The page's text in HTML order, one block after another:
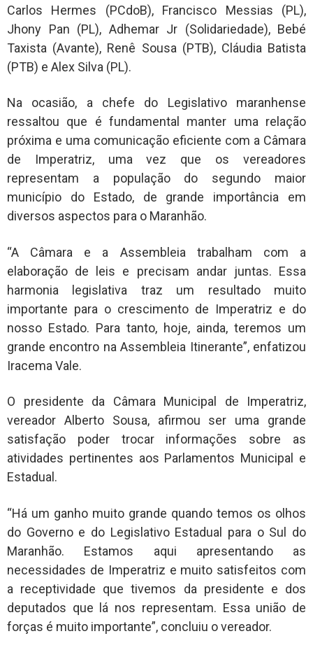
Carlos Hermes (PCdoB), Francisco Messias (PL),
Jhony Pan (PL), Adhemar Jr (Solidariedade), Bebé
Taxista (Avante), Renê Sousa (PTB), Cláudia Batista
(PTB) e Alex Silva (PL).
Na ocasião, a chefe do Legislativo maranhense
ressaltou que é fundamental manter uma relação
próxima e uma comunicação eficiente com a Câmara
de Imperatriz, uma vez que os vereadores
representam a população do segundo maior
município do Estado, de grande importância em
diversos aspectos para o Maranhão.
“A Câmara e a Assembleia trabalham com a
elaboração de leis e precisam andar juntas. Essa
harmonia legislativa traz um resultado muito
importante para o crescimento de Imperatriz e do
nosso Estado. Para tanto, hoje, ainda, teremos um
grande encontro na Assembleia Itinerante”, enfatizou
Iracema Vale.
O presidente da Câmara Municipal de Imperatriz,
vereador Alberto Sousa, afirmou ser uma grande
satisfação poder trocar informações sobre as
atividades pertinentes aos Parlamentos Municipal e
Estadual.
“Há um ganho muito grande quando temos os olhos
do Governo e do Legislativo Estadual para o Sul do
Maranhão. Estamos aqui apresentando as
necessidades de Imperatriz e muito satisfeitos com
a receptividade que tivemos da presidente e dos
deputados que lá nos representam. Essa união de
forças é muito importante”, concluiu o vereador.